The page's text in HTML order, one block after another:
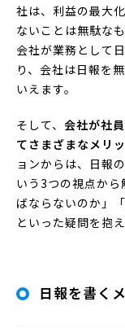
社は、利益の最大
ないことは無駄な
会社が業務として
り、会社は日報を
いえます。
そして、 会社が社
てさまざまなメリ
ョンからは、日報
いう3つの視点か
ばならないのか」
といった疑問を抱
日報を書く